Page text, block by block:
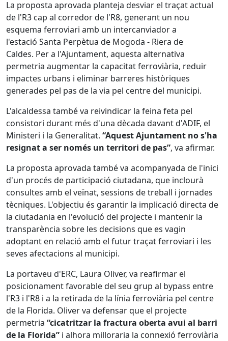
La proposta aprovada planteja desviar el traçat actual
de l'R3 cap al corredor de l'R8, generant un nou
esquema ferroviari amb un intercanviador a
l'estació Santa Perpètua de Mogoda - Riera de
Caldes. Per a l'Ajuntament, aquesta alternativa
permetria augmentar la capacitat ferroviària, reduir
impactes urbans i eliminar barreres històriques
generades pel pas de la via pel centre del municipi.
L'alcaldessa també va reivindicar la feina feta pel
consistori durant més d'una dècada davant d'ADIF, el
Ministeri i la Generalitat. “Aquest Ajuntament no s'ha
resignat a ser només un territori de pas”, va afirmar.
La proposta aprovada també va acompanyada de l'inici
d'un procés de participació ciutadana, que inclourà
consultes amb el veïnat, sessions de treball i jornades
tècniques. L'objectiu és garantir la implicació directa de
la ciutadania en l'evolució del projecte i mantenir la
transparència sobre les decisions que es vagin
adoptant en relació amb el futur traçat ferroviari i les
seves afectacions al municipi.
La portaveu d'ERC, Laura Oliver, va reafirmar el
posicionament favorable del seu grup al bypass entre
l'R3 i l'R8 i a la retirada de la línia ferroviària pel centre
de la Florida. Oliver va defensar que el projecte
permetria “cicatritzar la fractura oberta avui al barri
de la Florida” i alhora milloraria la connexió ferroviària